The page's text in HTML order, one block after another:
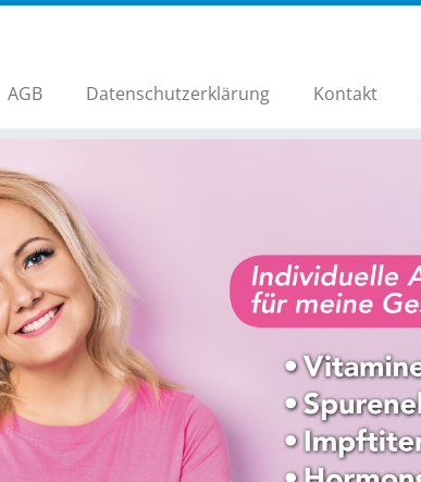
AGB Datenschutzerklärung Kontakt